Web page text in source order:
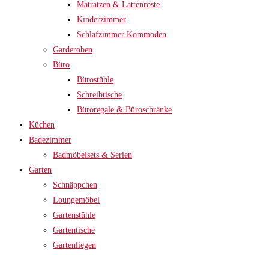
Matratzen & Lattenroste
Kinderzimmer
Schlafzimmer Kommoden
Garderoben
Büro
Bürostühle
Schreibtische
Büroregale & Büroschränke
Küchen
Badezimmer
Badmöbelsets & Serien
Garten
Schnäppchen
Loungemöbel
Gartenstühle
Gartentische
Gartenliegen